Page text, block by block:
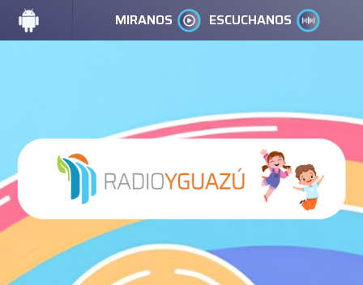
MIRANOS ESCUCHANOS